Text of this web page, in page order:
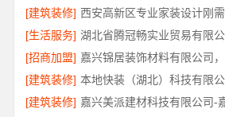
[建筑装修]
[生活服务]
[招商加盟] 嘉兴锦居装饰材料有限公司
[建筑装修]
[建筑装修]